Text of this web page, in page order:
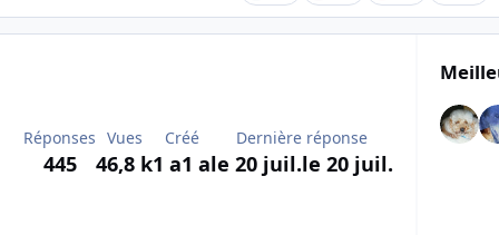
Réponses
445
Vues
46,8 k
Créé
1 a1 a
Dernière réponse
le 20 juil.le 20 juil.